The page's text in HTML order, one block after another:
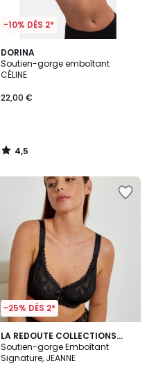
-10% DÈS 2*
DORINA
Soutien-gorge emboîtant
CÉLINE
22,00 €
4,5
/ 5
4,5
/
-25% DÈS 2*
LA REDOUTE COLLECTIONS
PLUS
Soutien-gorge Emboîtant
Signature, JEANNE
4,6
/ 5